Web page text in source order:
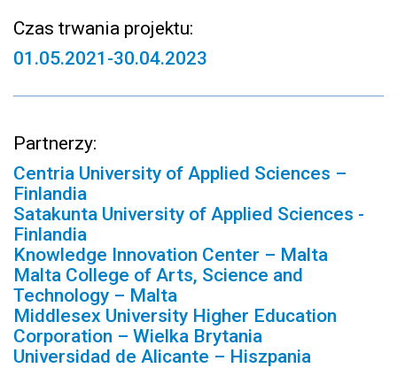
Czas trwania projektu:
01.05.2021-30.04.2023
Partnerzy:
Centria University of Applied Sciences –
Finlandia
Satakunta University of Applied Sciences -
Finlandia
Knowledge Innovation Center – Malta
Malta College of Arts, Science and
Technology – Malta
Middlesex University Higher Education
Corporation – Wielka Brytania
Universidad de Alicante – Hiszpania